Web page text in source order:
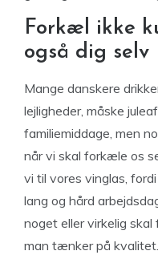
Forkæl ikke
også dig selv
Mange danskere
lejligheder, måske
familiemiddage, men
når vi skal forkæle os
vi til vores vinglas,
lang og hård
noget eller virkelig
man tænker på